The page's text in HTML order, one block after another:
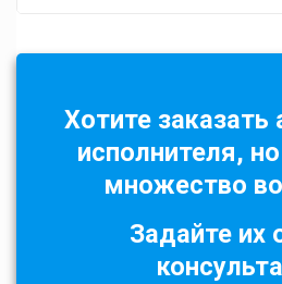
Хотите заказать
исполнителя,
множество
Задайте их